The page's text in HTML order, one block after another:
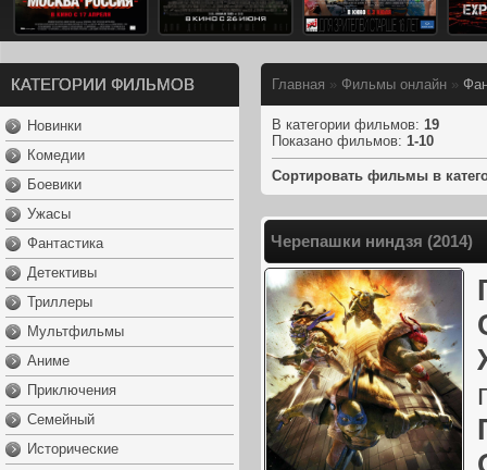
КАТЕГОРИИ ФИЛЬМОВ
Новинки
Комедии
Боевики
Ужасы
Фантастика
Детективы
Триллеры
Мультфильмы
Аниме
Приключения
Семейный
Исторические
Главная » Фильмы онлайн »
В категории фильмов: 19
Показано фильмов: 1-10
Сортировать фильмы в
Черепашки ниндзя (2014)